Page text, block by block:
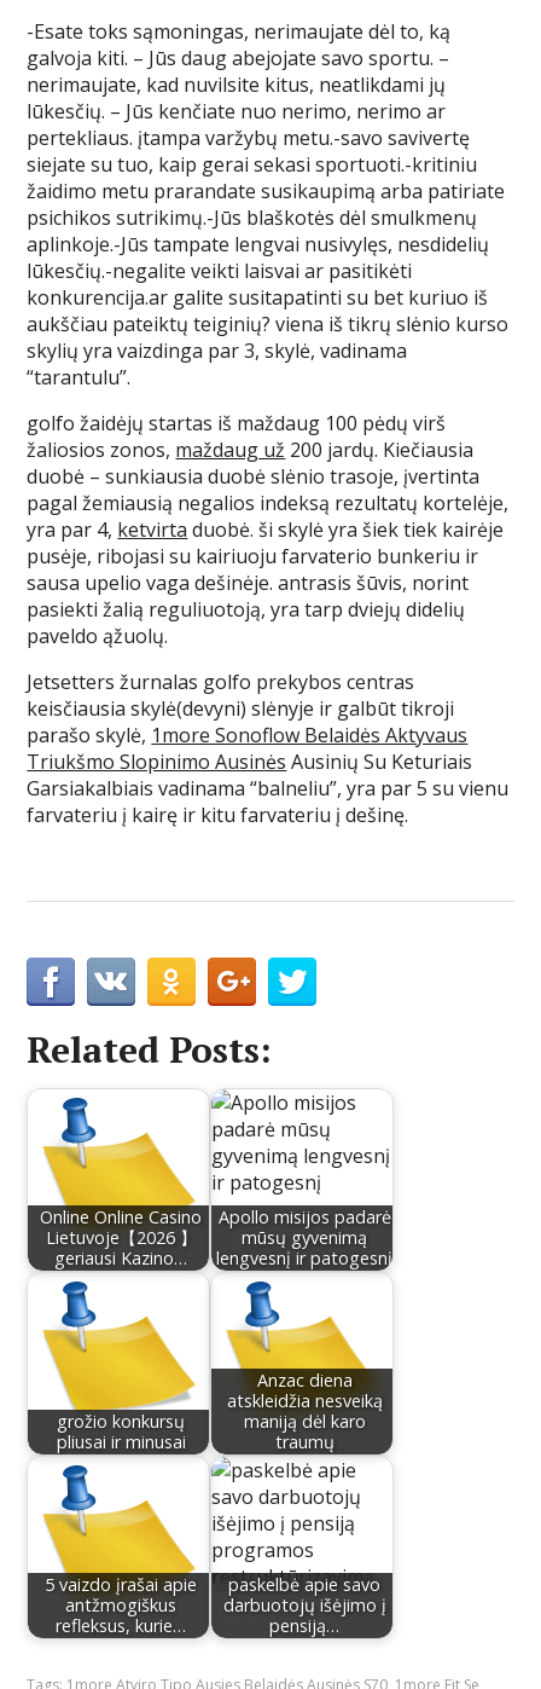
-Esate toks sąmoningas, nerimaujate dėl to, ką
galvoja kiti. – Jūs daug abejojate savo sportu. –
nerimaujate, kad nuvilsite kitus, neatlikdami jų
lūkesčių. – Jūs kenčiate nuo nerimo, nerimo ar
pertekliaus. įtampa varžybų metu.-savo savivertę
siejate su tuo, kaip gerai sekasi sportuoti.-kritiniu
žaidimo metu prarandate susikaupimą arba patiriate
psichikos sutrikimų.-Jūs blaškotės dėl smulkmenų
aplinkoje.-Jūs tampate lengvai nusivylęs, nesdidelių
lūkesčių.-negalite veikti laisvai ar pasitikėti
konkurencija.ar galite susitapatinti su bet kuriuo iš
aukščiau pateiktų teiginių? viena iš tikrų slėnio kurso
skylių yra vaizdinga par 3, skylė, vadinama
“tarantulu”.
golfo žaidėjų startas iš maždaug 100 pėdų virš
žaliosios zonos, maždaug už 200 jardų. Kiečiausia
duobė – sunkiausia duobė slėnio trasoje, įvertinta
pagal žemiausią negalios indeksą rezultatų kortelėje,
yra par 4, ketvirta duobė. ši skylė yra šiek tiek kairėje
pusėje, ribojasi su kairiuoju farvaterio bunkeriu ir
sausa upelio vaga dešinėje. antrasis šūvis, norint
pasiekti žalią reguliuotoją, yra tarp dviejų didelių
paveldo ąžuolų.
Jetsetters žurnalas golfo prekybos centras
keisčiausia skylė(devyni) slėnyje ir galbūt tikroji
parašo skylė, 1more Sonoflow Belaidės Aktyvaus
Triukšmo Slopinimo Ausinės Ausinių Su Keturiais
Garsiakalbiais vadinama “balneliu”, yra par 5 su vienu
farvateriu į kairę ir kitu farvateriu į dešinę.
Related Posts:
Online Online Casino
Lietuvoje【2026 】
geriausi Kazino…
Apollo misijos padarė
mūsų gyvenimą
lengvesnį ir patogesnį
grožio konkursų
pliusai ir minusai
Anzac diena
atskleidžia nesveiką
maniją dėl karo
traumų
5 vaizdo įrašai apie
antžmogiškus
refleksus, kurie…
paskelbė apie savo
darbuotojų išėjimo į
pensiją…
Tags: 1more Atviro Tipo Ausies Belaidės Ausinės S70 1more Fit Se